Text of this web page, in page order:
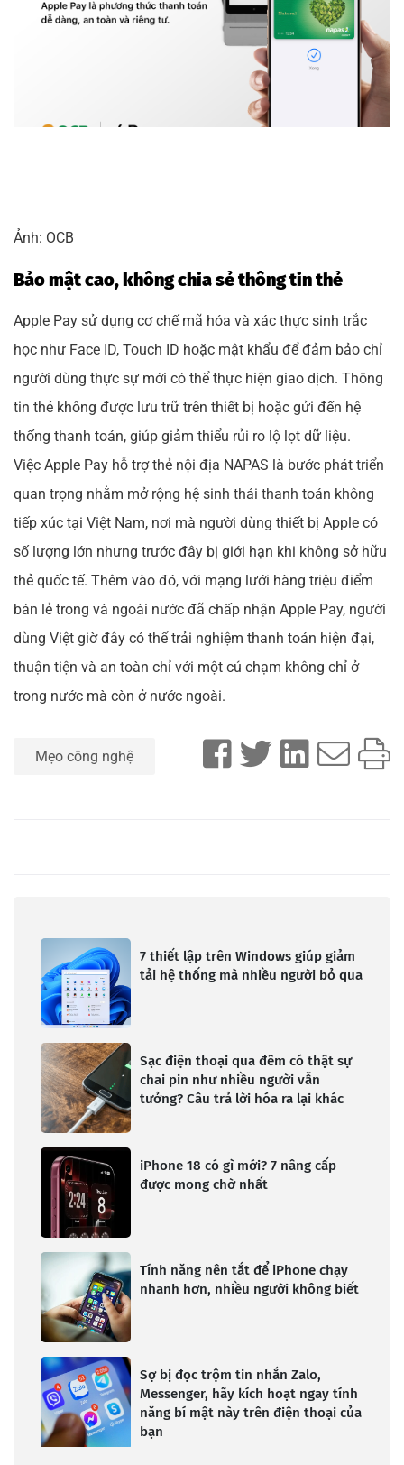
Ảnh: OCB
Bảo mật cao, không chia sẻ thông tin thẻ
Apple Pay sử dụng cơ chế mã hóa và xác thực sinh trắc
học như Face ID, Touch ID hoặc mật khẩu để đảm bảo chỉ
người dùng thực sự mới có thể thực hiện giao dịch. Thông
tin thẻ không được lưu trữ trên thiết bị hoặc gửi đến hệ
thống thanh toán, giúp giảm thiểu rủi ro lộ lọt dữ liệu.
Việc Apple Pay hỗ trợ thẻ nội địa NAPAS là bước phát triển
quan trọng nhằm mở rộng hệ sinh thái thanh toán không
tiếp xúc tại Việt Nam, nơi mà người dùng thiết bị Apple có
số lượng lớn nhưng trước đây bị giới hạn khi không sở hữu
thẻ quốc tế. Thêm vào đó, với mạng lưới hàng triệu điểm
bán lẻ trong và ngoài nước đã chấp nhận Apple Pay, người
dùng Việt giờ đây có thể trải nghiệm thanh toán hiện đại,
thuận tiện và an toàn chỉ với một cú chạm không chỉ ở
trong nước mà còn ở nước ngoài.
Mẹo công nghệ
7 thiết lập trên Windows giúp giảm
tải hệ thống mà nhiều người bỏ qua
Sạc điện thoại qua đêm có thật sự
chai pin như nhiều người vẫn
tưởng? Câu trả lời hóa ra lại khác
iPhone 18 có gì mới? 7 nâng cấp
được mong chờ nhất
Tính năng nên tắt để iPhone chạy
nhanh hơn, nhiều người không biết
Sợ bị đọc trộm tin nhắn Zalo,
Messenger, hãy kích hoạt ngay tính
năng bí mật này trên điện thoại của
bạn